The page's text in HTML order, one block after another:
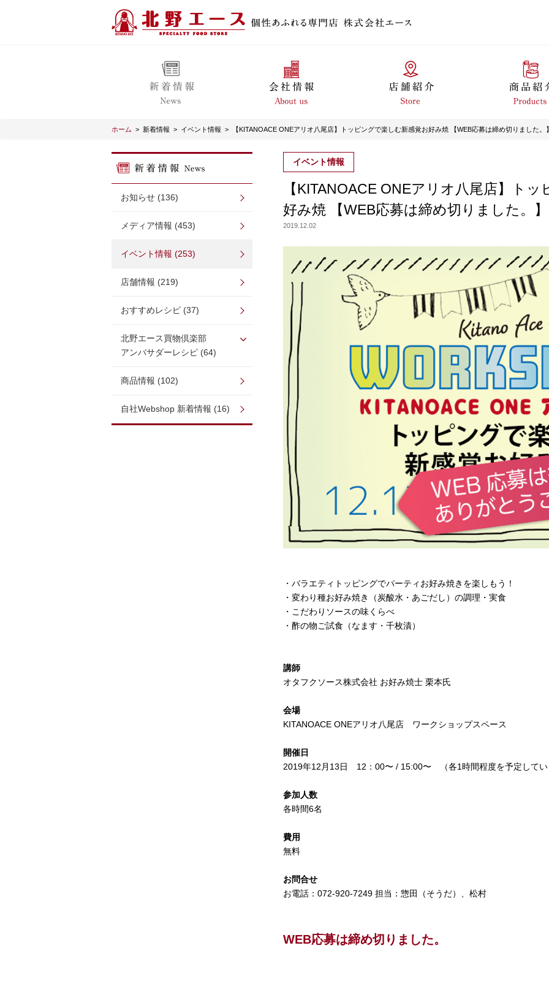
ホーム > 新着情報 > イベント情報 > 【KITANOACE ONEアリオ八尾店】トッピングで楽しむ新感覚お好み焼 【WEB応募は締め切りました。】
お知らせ (136)
メディア情報 (453)
イベント情報 (253)
店舗情報 (219)
おすすめレシピ (37)
北野エース買物倶楽部
アンバサダーレシピ (64)
商品情報 (102)
自社Webshop 新着情報 (16)
イベント情報
【KITANOACE ONEアリオ八尾店】ト
好み焼 【WEB応募は締め切りました。】
2019.12.02
・バラエティトッピングでパーティお好み焼きを楽しもう！
・変わり種お好み焼き（炭酸水・あごだし）の調理・実食
・こだわりソースの味くらべ
・酢の物ご試食（なます・千枚漬）
講師
オタフクソース株式会社 お好み焼士 栗本氏
会場
KITANOACE ONEアリオ八尾店 ワークショップスペース
開催日
2019年12月13日 12：00〜 / 15:00〜 （各1時間程度を予定してい
参加人数
各時間6名
費用
無料
お問合せ
お電話：072-920-7249 担当：惣田（そうだ）、松村
WEB応募は締め切りました。